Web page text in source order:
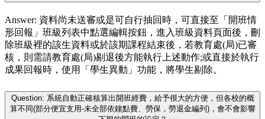
Answer: 資料尚未送審或是可自行抽回時，可直接至「開班情
形回報」班級列表中點選編輯按鈕，進入班級資料頁面後，刪
除班級裡的該生資料或於該期課程結束後，若教育處(局)已審
核，則需請教育處(局)剔退後方能執行上述動作;或直接於執行
成果回報時，使用「學生異動」功能，將學生剔除。
Question: 系統自動正確核算出開班經費，給予很大的方便，但各校的概
算不同(部分便宜支用-未全部依鐘點費、勞保，勞退金編列)，會不會影響